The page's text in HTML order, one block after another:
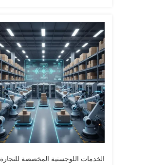
الخدمات اللوجستية المخصصة للتجارة